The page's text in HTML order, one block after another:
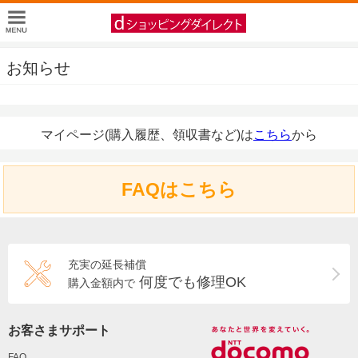
お知らせ
マイページ(購入履歴、領収書など)はこちらから
FAQはこちら
充実の延長補償
購入金額内で 何度でも修理OK
お客さまサポート